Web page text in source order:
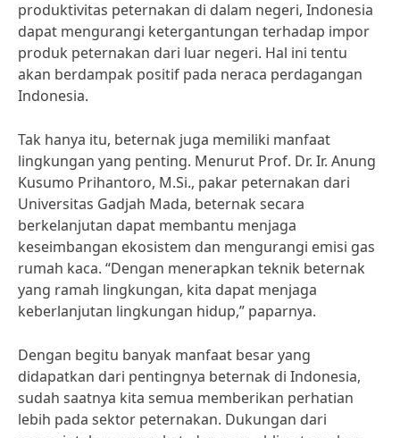
produktivitas peternakan di dalam negeri, Indonesia
dapat mengurangi ketergantungan terhadap impor
produk peternakan dari luar negeri. Hal ini tentu
akan berdampak positif pada neraca perdagangan
Indonesia.
Tak hanya itu, beternak juga memiliki manfaat
lingkungan yang penting. Menurut Prof. Dr. Ir. Anung
Kusumo Prihantoro, M.Si., pakar peternakan dari
Universitas Gadjah Mada, beternak secara
berkelanjutan dapat membantu menjaga
keseimbangan ekosistem dan mengurangi emisi gas
rumah kaca. “Dengan menerapkan teknik beternak
yang ramah lingkungan, kita dapat menjaga
keberlanjutan lingkungan hidup,” paparnya.
Dengan begitu banyak manfaat besar yang
didapatkan dari pentingnya beternak di Indonesia,
sudah saatnya kita semua memberikan perhatian
lebih pada sektor peternakan. Dukungan dari